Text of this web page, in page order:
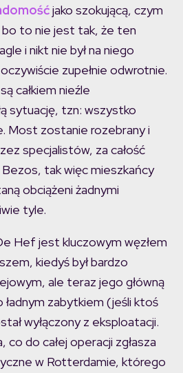
jako szokującą, czym
to nie jest tak, że ten
i nikt nie był na niego
zupełnie odwrotnie.
całkiem nieźle
sytuację, tzn: wszystko
Most zostanie rozebrany i
specjalistów, za całość
tak więc mieszkańcy
obciążeni żadnymi
tyle.
Hef jest kluczowym węzłem
kiedyś był bardzo
ale teraz jego główną
zabytkiem (jeśli ktoś
wyłączony z eksploatacji.
do całej operacji zgłasza
w Rotterdamie, którego